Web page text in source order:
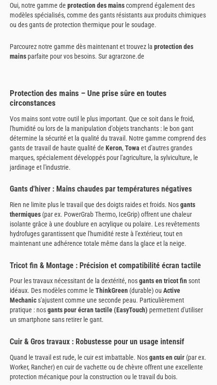
Oui, notre gamme de protection des mainscomprend également des
modèles spécialisés, comme des gants résistants aux produits chimiques
ou des gants de protection thermique pour le soudage.
Parcourez notre gamme dès maintenant et trouvez la protection des
mains parfaite pour vos besoins. Sur agrarzone.de
Protection des mains – Une prise sûre en toutes
circonstances
Vos mains sont votre outil le plus important. Que ce soit dans le froid,
l'humidité ou lors de la manipulation d'objets tranchants : le bon gant
détermine la sécurité et la qualité du travail. Notre gamme comprend des
gants de travail de haute qualité de Keron, Towa et d'autres grandes
marques, spécialement développés pour l'agriculture, la sylviculture, le
jardinage et l'industrie.
Gants d'hiver : Mains chaudes par températures négatives
Rien ne limite plus le travail que des doigts raides et froids. Nosgants
thermiques (par ex. PowerGrab Thermo, IceGrip) offrent une chaleur
isolante grâce à une doublure en acrylique ou polaire. Les revêtements
hydrofuges garantissent que l'humidité reste à l'extérieur, tout en
maintenant une adhérence totale même dans la glace et la neige.
Tricot fin & Montage : Précision et compatibilité écran tactile
Pour les travaux nécessitant de la dextérité, nosgants en tricot finsont
idéaux. Des modèles comme le ThinkGreen (durable) ou Active
Mechanics'ajustent comme une seconde peau. Particulièrement
pratique : nosgants pour écran tactile (EasyTouch) permettent d'utiliser
un smartphone sans retirer le gant.
Cuir & Gros travaux : Robustesse pour un usage intensif
Quand le travail est rude, le cuir est imbattable. Nosgants en cuir (par ex.
Worker, Rancher) en cuir de vachette ou de chèvre offrent une excellente
protection mécanique pour la construction ou le travail du bois.